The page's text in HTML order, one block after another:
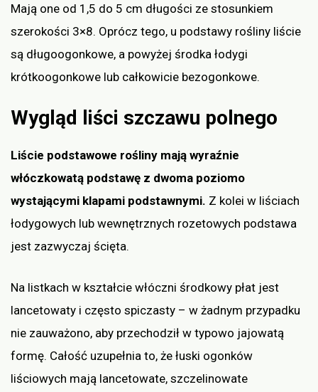
Mają one od 1,5 do 5 cm długości ze stosunkiem
szerokości 3×8. Oprócz tego, u podstawy rośliny liście
są długoogonkowe, a powyżej środka łodygi
krótkoogonkowe lub całkowicie bezogonkowe.
Wygląd liści szczawu polnego
Liście podstawowe rośliny mają wyraźnie
włóczkowatą podstawę z dwoma poziomo
wystającymi klapami podstawnymi. Z kolei w liściach
łodygowych lub wewnętrznych rozetowych podstawa
jest zazwyczaj ścięta.
Na listkach w kształcie włóczni środkowy płat jest
lancetowaty i często spiczasty – w żadnym przypadku
nie zauważono, aby przechodził w typowo jajowatą
formę. Całość uzupełnia to, że łuski ogonków
liściowych mają lancetowate, szczelinowate